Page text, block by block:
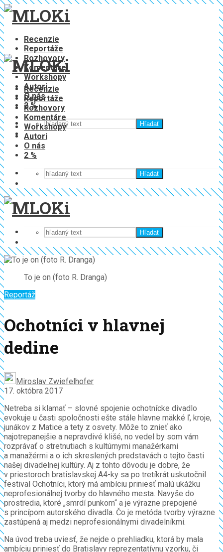
Recenzie
Reportáže
Rozhovory
Komentáre
Workshopy
Autori
O nás
2 %
Hľadať
Recenzie
Reportáže
Rozhovory
Komentáre
Workshopy
Autori
O nás
2 %
Hľadať
Hľadať
To je on (foto R. Dranga)
Reportáž
Ochotníci v hlavnej
dedine
Miroslav Zwiefelhofer
17. októbra 2017
Netreba si klamať – slovné spojenie ochotnícke divadlo
evokuje u časti spoločnosti ešte stále hlavne mäkké ľ, kroje,
junákov z Matice a tety z osvety. Môže to znieť ako
najotrepanejšie a nepravdivé klišé, no vedel by som vám
rozprávať o stretnutiach s kultúrnymi manažérkami
a manažérmi a o ich skreslených predstavách o tejto časti
našej divadelnej kultúry. Aj z tohto dôvodu je dobre, že
v priestoroch bratislavskej A4-ky sa po tretíkrát uskutočnil
festival Ochotníci, ktorý má ambíciu priniesť malú ukážku
neprofesionálnej tvorby do hlavného mesta. Navyše do
prostredia, ktoré „smrdí punkom“ a je výrazne prepojené
s princípom autorského divadla. Čo je metóda tvorby výrazne
zastúpená aj medzi neprofesionálnymi divadelníkmi.
Na úvod treba uviesť, že nejde o prehliadku, ktorá by mala
ambíciu priniesť do Bratislavy reprezentatívnu vzorku, či